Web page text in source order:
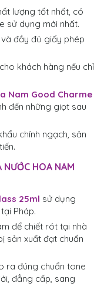
lượng tốt nhất, có
sử dụng mới nhất.
đầy đủ giấy phép
khách hàng nếu chỉ
Nam Good Charme
đến những giọt sau
chính ngạch, sản
NƯỚC HOA NAM
25ml sử dụng
Pháp.
để chiết rót tại nhà
sản xuất đạt chuẩn
ra đúng chuẩn tone
đẳng cấp, sang